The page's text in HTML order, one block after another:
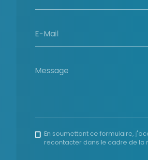
E-Mail
Message
En soumettant ce formulaire,
recontacter dans le cadre de la